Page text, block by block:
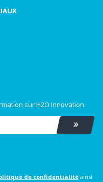
sur H2O Innovation
Subscribe
de confidentialitéainsi